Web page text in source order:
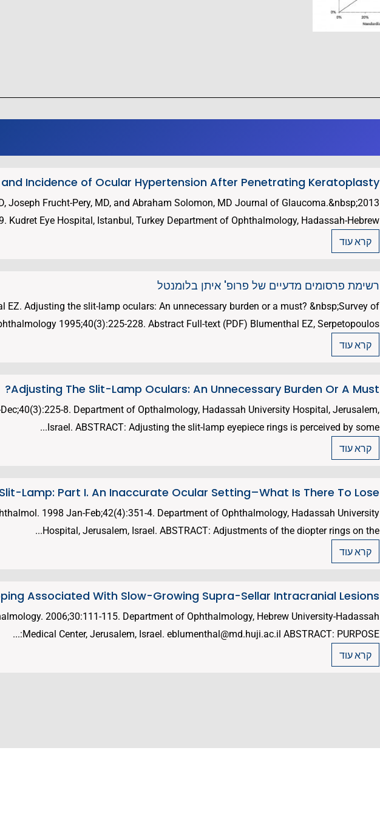
and Incidence of Ocular Hypertension After Penetrating Keratoplasty
Joseph Frucht-Pery, MD, and Abraham Solomon, MD Journal of Glaucoma.&nbsp;2013
Kudret Eye Hospital, Istanbul, Turkey Department of Ophthalmology, Hadassah-Hebrew...
קרא עוד
רשימת פרסומים מדעיים של פרופ' איתן בלומנטל
EZ. Adjusting the slit-lamp oculars: An unnecessary burden or a must? &nbsp;Survey of
1995;40(3):225-228. Abstract Full-text (PDF) Blumenthal EZ, Serpetopoulos...
קרא עוד
Adjusting The Slit-Lamp Oculars: An Unnecessary Burden Or A Must?
8. Department of Opthalmology, Hadassah University Hospital, Jerusalem,
Israel. ABSTRACT: Adjusting the slit-lamp eyepiece rings is perceived by some...
קרא עוד
Lamp: Part I. An Inaccurate Ocular Setting–What Is There To Lose?
1998 Jan-Feb;42(4):351-4. Department of Ophthalmology, Hadassah University
Hospital, Jerusalem, Israel. ABSTRACT: Adjustments of the diopter rings on the...
קרא עוד
Associated With Slow-Growing Supra-Sellar Intracranial Lesions
2006;30:111-115. Department of Ophthalmology, Hebrew University-Hadassah
Medical Center, Jerusalem, Israel. eblumenthal@md.huji.ac.il ABSTRACT: PURPOSE:...
קרא עוד